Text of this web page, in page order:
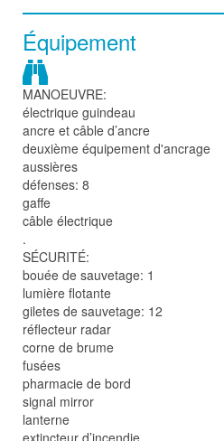
Équipement
MANOEUVRE:
électrique guindeau
ancre et câble d’ancre
deuxième équipement d'ancrage
aussières
défenses: 8
gaffe
câble électrique
.
SÉCURITÉ:
bouée de sauvetage: 1
lumière flotante
giletes de sauvetage: 12
réflecteur radar
corne de brume
fusées
pharmacie de bord
signal mirror
lanterne
extincteur d’incendie